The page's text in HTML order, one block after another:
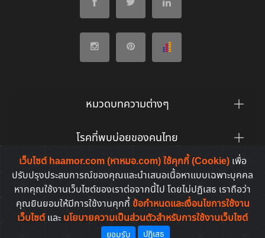
เว็บไซต์ haamor.com (หาหมอ.com) ใช้คุกกี้ (Cookie) เพื่อ
ปรับปรุงประสบการณ์ของคุณและนำเสนอเนื้อหาแบบเฉพาะบุคคล
หากคุณใช้งานเว็บไซต์ของเราต่อจากนี้ไป โดยไม่ปฏิเสธ เราถือว่า
คุณยินยอมให้มีการใช้งานคุกกี้ ข้อกำหนดและเงื่อนไขการใช้งาน
เว็บไซต์และ นโยบายความเป็นส่วนตัวสำหรับการใช้งานเว็บไซต์
ยอมรับ ปฏิเสธ
หมวดบทความต่างๆ
โรคที่พบบ่อยของคนไทย
ยาที่คนไทยค้นหาบ่อย
Copyright © 2011-2026. All rights reserved | by